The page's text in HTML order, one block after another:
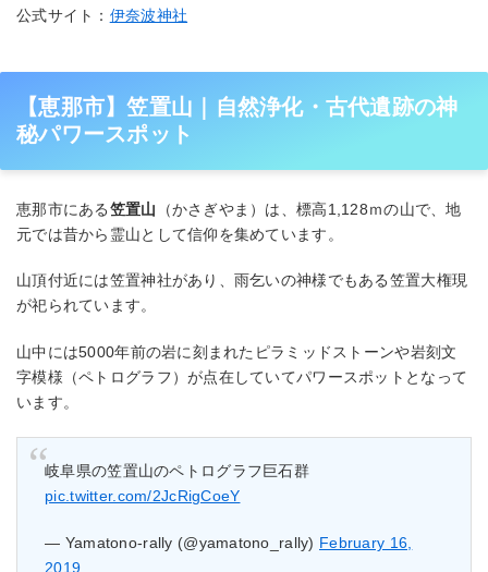
公式サイト： 伊奈波神社
【恵那市】笠置山｜自然浄化・古代遺跡の神
秘パワースポット
恵那市にある笠置山 （かさぎやま）は、標高1,128ｍの山で、地
元では昔から霊山として信仰を集めています。
山頂付近には笠置神社があり、雨乞いの神様でもある笠置大権現
が祀られています。
山中には5000年前の岩に刻まれたピラミッドストーンや岩刻文
字模様（ペトログラフ）が点在していてパワースポットとなって
います。
岐阜県の笠置山のペトログラフ巨石群
pic.twitter.com/2JcRigCoeY
— Yamatono-rally (@yamatono_rally) February 16,
2019